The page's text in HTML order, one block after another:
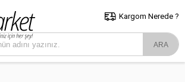
İstanbul İçi Kargo Bedava!
ve Trakya İçin Tıklayın..
Kargom Nerede ?